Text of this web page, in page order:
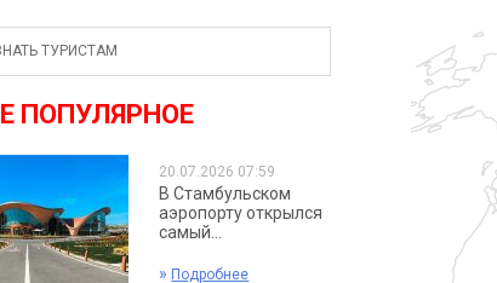
ТУРИСТАМ
ПОПУЛЯРНОЕ
20.07.2026 07:59
В Стамбульском
аэропорту открылся
самый...
» Подробнее